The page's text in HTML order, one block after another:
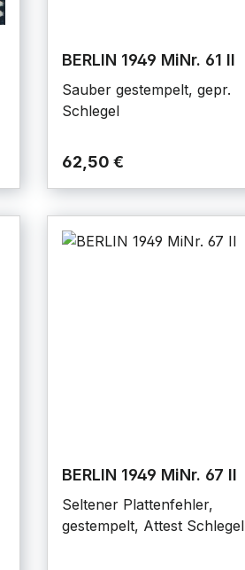
BERLIN 1949 MiNr. 61 II
Sauber gestempelt, gepr.
Schlegel
62,50 €
BERLIN 1949 MiNr. 67 II
Seltener Plattenfehler,
gestempelt, Attest Schlegel